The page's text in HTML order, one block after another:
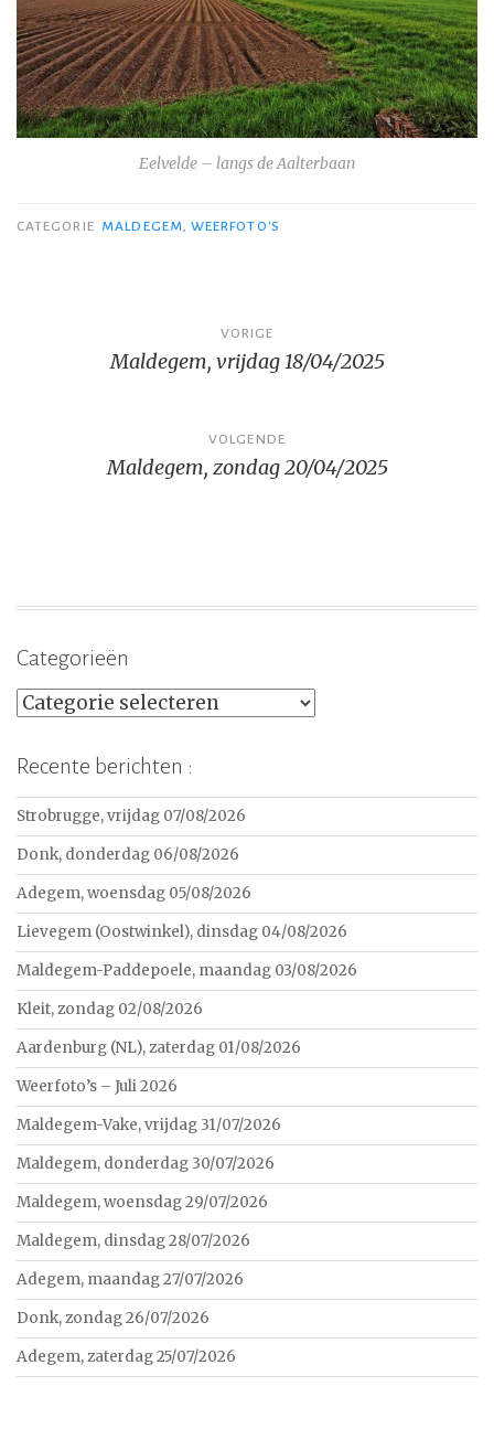
Eelvelde – langs de Aalterbaan
CATEGORIE MALDEGEM, WEERFOTO'S
navigatie
VORIGE
Maldegem, vrijdag 18/04/2025
VOLGENDE
Maldegem, zondag 20/04/2025
Categorieën
Categorieën
Recente berichten :
Strobrugge, vrijdag 07/08/2026
Donk, donderdag 06/08/2026
Adegem, woensdag 05/08/2026
Lievegem (Oostwinkel), dinsdag 04/08/2026
Maldegem-Paddepoele, maandag 03/08/2026
Kleit, zondag 02/08/2026
Aardenburg (NL), zaterdag 01/08/2026
Weerfoto’s – Juli 2026
Maldegem-Vake, vrijdag 31/07/2026
Maldegem, donderdag 30/07/2026
Maldegem, woensdag 29/07/2026
Maldegem, dinsdag 28/07/2026
Adegem, maandag 27/07/2026
Donk, zondag 26/07/2026
Adegem, zaterdag 25/07/2026